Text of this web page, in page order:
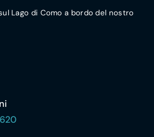
Lago di Como a bordo del nostro